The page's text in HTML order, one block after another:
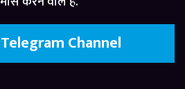
Channel